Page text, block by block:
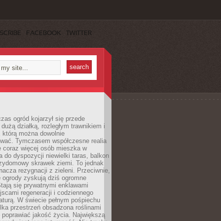
FACEBOOK TWITTER
ogród kojarzył się przede
działką, rozległym trawnikiem i
którą można dowolnie
Tymczasem współczesne realia
coraz więcej osób mieszka w
do dyspozycji niewielki taras, balkon
skrawek ziemi. To jednak
rezygnacji z zieleni. Przeciwnie,
ogrody zyskują dziś ogromne
się prywatnymi enklawami
regeneracji i codziennego
W świecie pełnym pośpiechu
przestrzeń obsadzona roślinami
poprawiać jakość życia. Największą